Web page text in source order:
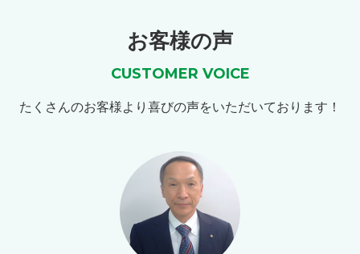
お客様の声
CUSTOMER VOICE
たくさんのお客様より喜びの声をいただいております！